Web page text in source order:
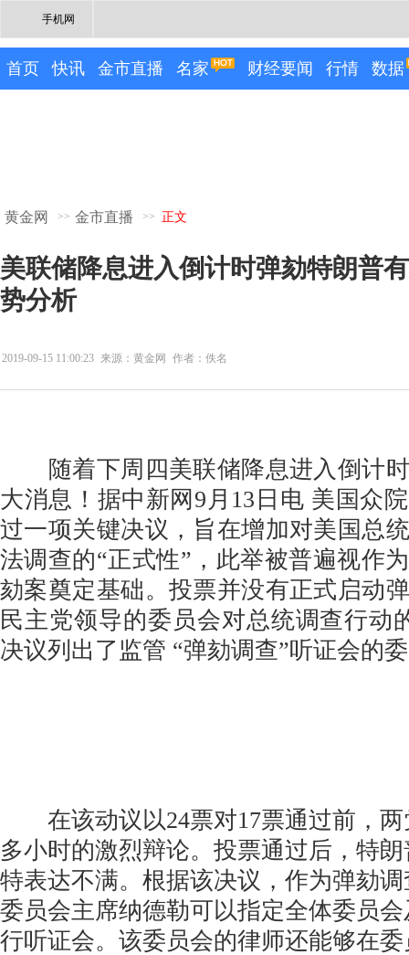
手机网
首页 快讯 金市直播 名家 财经要闻 行情 数据
黄金网 >> 金市直播 >> 正文
美联储降息进入倒计时弹劾特朗普
势分析
2019-09-15 11:00:23 来源：黄金网 作者：佚名
随着下周四美联储降息进入倒计时
大消息！据中新网9月13日电 美国众
过一项关键决议，旨在增加对美国总
法调查的“正式性”，此举被普遍视作
劾案奠定基础。投票并没有正式启动
民主党领导的委员会对总统调查行动
决议列出了监管 “弹劾调查”听证会的
在该动议以24票对17票通过前，两
多小时的激烈辩论。投票通过后，特
特表达不满。根据该决议，作为弹劾
委员会主席纳德勒可以指定全体委员
行听证会。该委员会的律师还能够在